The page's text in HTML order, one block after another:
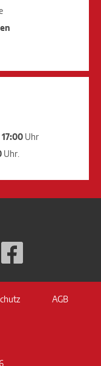
Uhr
Uhr.
AGB